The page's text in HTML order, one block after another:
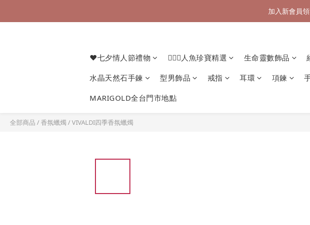
加入新會員
七夕情人節
❤七夕情人節禮物 🧜🏻‍♀️人魚珍寶精選 生命靈數飾品
水晶天然石手鍊 型男飾品 戒指 耳環 項鍊
MARIGOLD全台門市地點
全部商品 /香氛蠟燭 /VIVALDI四季香氛蠟燭